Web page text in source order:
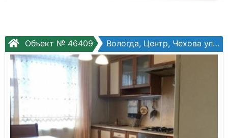
Объект № 46409 Вологда, Центр, Чехова ул, №61а